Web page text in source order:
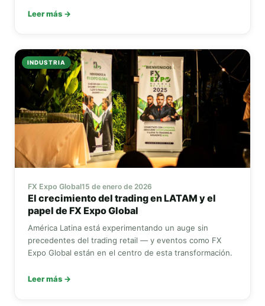
Leer más →
INDUSTRIA
FX Expo Global15 de enero de 2026
El crecimiento del trading en LATAM y el
papel deFX Expo Global
América Latina está experimentando un auge sin
precedentes del trading retail — y eventos como FX
Expo Global están en el centro de esta transformación.
Leer más →